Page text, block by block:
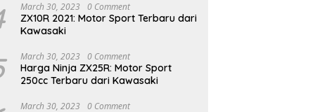
March 30, 2023 0 Comment
ZX10R 2021: Motor Sport Terbaru dari
Kawasaki
March 30, 2023 0 Comment
Harga Ninja ZX25R: Motor Sport
250cc Terbaru dari Kawasaki
March 30, 2023 0 Comment